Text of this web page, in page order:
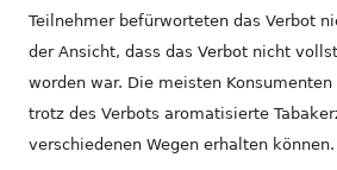
Teilnehmer befürworteten das Verbot
der Ansicht, dass das Verbot nicht
worden war. Die meisten
trotz des Verbots aromatisierte
verschiedenen Wegen erhalten können.